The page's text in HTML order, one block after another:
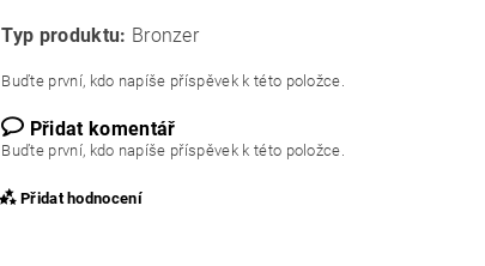
Typ produktu: Bronzer
Buďte první, kdo napíše příspěvek k této položce.
Přidat komentář
Buďte první, kdo napíše příspěvek k této položce.
Přidat hodnocení